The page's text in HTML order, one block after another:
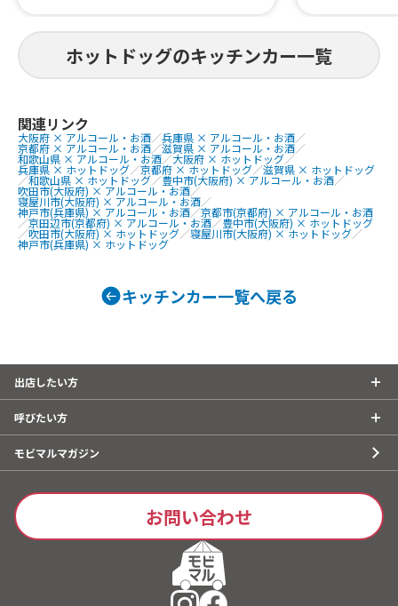
ベビーカステラ、ホットドック、ホッ
トサンドホットドッグのキッチンカー一覧
関連リンク
大阪府 × アルコール・お酒／兵庫県 × アルコール・お酒／
京都府 × アルコール・お酒／滋賀県 × アルコール・お酒／
和歌山県 × アルコール・お酒／大阪府 × ホットドッグ／
兵庫県 × ホットドッグ／京都府 × ホットドッグ／滋賀県 × ホットドッグ
／和歌山県 × ホットドッグ／豊中市(大阪府) × アルコール・お酒／
吹田市(大阪府) × アルコール・お酒／
寝屋川市(大阪府) × アルコール・お酒／
神戸市(兵庫県) × アルコール・お酒／京都市(京都府) × アルコール・お酒
／京田辺市(京都府) × アルコール・お酒／豊中市(大阪府) × ホットドッグ
／吹田市(大阪府) × ホットドッグ／寝屋川市(大阪府) × ホットドッグ／
神戸市(兵庫県) × ホットドッグ
キッチンカー一覧へ戻る
出店したい方
呼びたい方
モビマルマガジン
お問い合わせ